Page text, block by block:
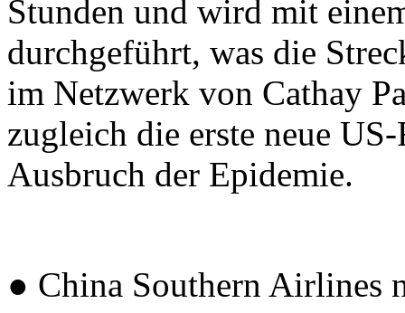
Stunden und wird mit
durchgeführt, was die
im Netzwerk von Cathay
zugleich die erste neue
Ausbruch der Epidemie.
● China Southern Airlines